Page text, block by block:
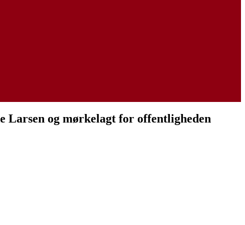
og mørkelagt for offentligheden